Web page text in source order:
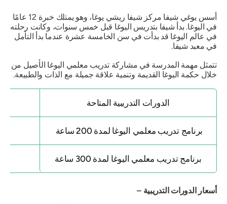
أسس يوغي شيفا مركز شيفا ريشي يوغا، وهو يمتلك خبرة 12 عامًا
في اليوغا. بدأ شيفا بتدريس اليوغا قبل خمس سنوات، وكانت رحلته
في عالم اليوغا قد بدأت في سن الخامسة عشرة عندما بدأ التأمل
في معبد شيفا.
تتمثل مهمة المدرسة في مشاركة تدريب معلمي اليوغا الأصيل من
خلال حكمة اليوغا القديمة وتنمية علاقة جميلة مع الذات والطبيعة.
الدورات التدريبية المتاحة
برنامج تدريب معلمي اليوغا لمدة 200 ساعة
برنامج تدريب معلمي اليوغا لمدة 300 ساعة
أسعار الدورات التدريبية –